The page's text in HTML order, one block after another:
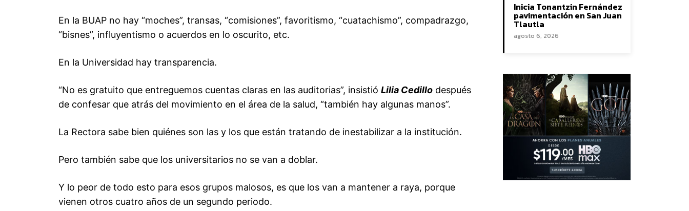
En la BUAP no hay “moches”, transas, “comisiones”, favoritismo, “cuatachismo”, compadrazgo,
“bisnes”, influyentismo o acuerdos en lo oscurito, etc.
En la Universidad hay transparencia.
“No es gratuito que entreguemos cuentas claras en las auditorias”, insistió Lilia Cedillo después
de confesar que atrás del movimiento en el área de la salud, “también hay algunas manos”.
La Rectora sabe bien quiénes son las y los que están tratando de inestabilizar a la institución.
Pero también sabe que los universitarios no se van a doblar.
Y lo peor de todo esto para esos grupos malosos, es que los van a mantener a raya, porque
vienen otros cuatro años de un segundo periodo.
Inicia Tonantzin Fernández
pavimentación en San Juan
Tlautla
agosto 6, 2026